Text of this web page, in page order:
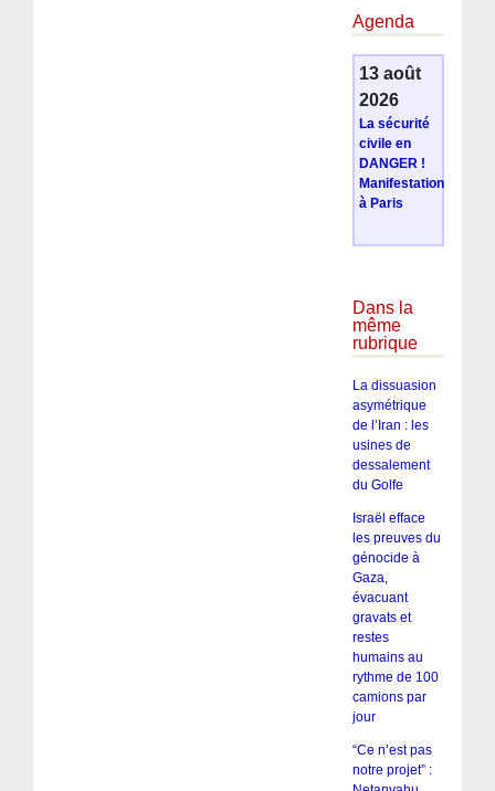
Agenda
13 août
2026
La sécurité
civile en
DANGER !
Manifestation
à Paris
Dans la
même
rubrique
La dissuasion
asymétrique
de l’Iran : les
usines de
dessalement
du Golfe
Israël efface
les preuves du
génocide à
Gaza,
évacuant
gravats et
restes
humains au
rythme de 100
camions par
jour
“Ce n’est pas
notre projet” :